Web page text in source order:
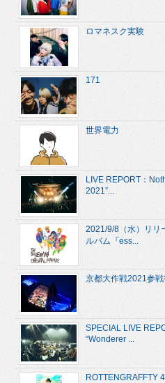
ロマネスク実験
171
世界電力
LIVE REPORT：
2021”...
2021/9/8（水）リリ
ルバム『ess...
京都大作戦2021参
SPECIAL LIVE
“Wonderer ...
ROTTENGRAFFTY